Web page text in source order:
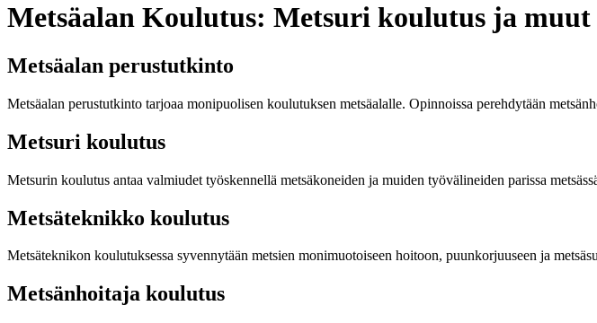
Metsäalan Koulutus: Metsuri koulutus ja
Metsäalan perustutkinto
Metsäalan perustutkinto tarjoaa monipuolisen koulutuksen metsäalalle. Opinnoissa perehdytään
Metsuri koulutus
Metsurin koulutus antaa valmiudet työskennellä metsäkoneiden ja muiden työvälineiden parissa
Metsäteknikko koulutus
Metsäteknikon koulutuksessa syvennytään metsien monimuotoiseen hoitoon, puunkorjuuseen ja
Metsänhoitaja koulutus